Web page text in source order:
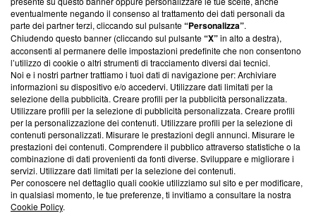
Su di noi
Team editoriale
Corporate
Redazione
Informativa Privacy
Cookie Policy
Blasting SA, IDI CHE-247.845.224, Via Carlo Frasca, 3 - 6900
Lugano (Svizzera) Tel:+39 0690258937
eventualmente negando il consenso al trattamento dei dati personali da
parte dei partner terzi, cliccando sul pulsante“Personalizza”.
Chiudendo questo banner (cliccando sul pulsante“X”in alto a destra),
acconsenti al permanere delle impostazioni predefinite che non consentono
l’utilizzo di cookie o altri strumenti di tracciamento diversi dai tecnici.
Noi e i nostri partner trattiamo i tuoi dati di navigazione per: Archiviare
informazioni su dispositivo e/o accedervi. Utilizzare dati limitati per la
selezione della pubblicità. Creare profili per la pubblicità personalizzata.
Utilizzare profili per la selezione di pubblicità personalizzata. Creare profili
per la personalizzazione dei contenuti. Utilizzare profili per la selezione di
contenuti personalizzati. Misurare le prestazioni degli annunci. Misurare le
prestazioni dei contenuti. Comprendere il pubblico attraverso statistiche o la
combinazione di dati provenienti da fonti diverse. Sviluppare e migliorare i
servizi. Utilizzare dati limitati per la selezione dei contenuti.
Per conoscere nel dettaglio quali cookie utilizziamo sul sito e per modificare,
in qualsiasi momento, le tue preferenze, ti invitiamo a consultare la nostra
Cookie Policy.